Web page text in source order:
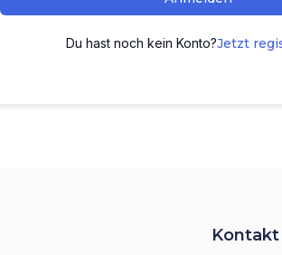
Du hast noch kein Konto?Jetzt
Kontakt